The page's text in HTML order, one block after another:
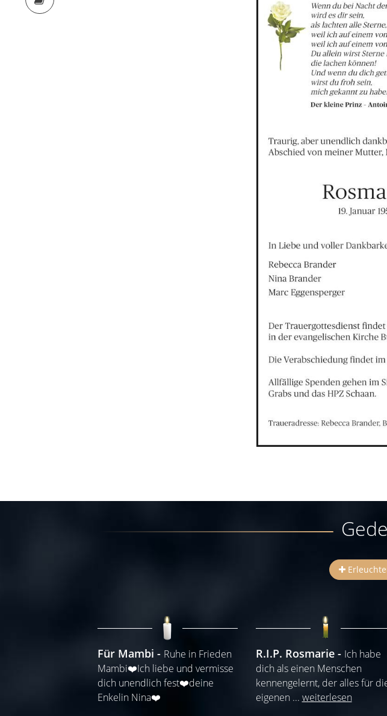
Für Mambi
Ruhe in Frieden
Mambi❤️Ich liebe und vermisse
dich unendlich fest❤️deine
Enkelin Nina❤️
R.I.P. Rosmarie
Ich habe
dich als einen Menschen
kennengelernt, der alles für
eigenen ... weiterlesen